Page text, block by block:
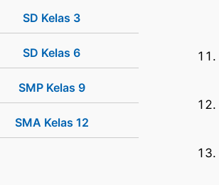
SD Kelas 3
SD Kelas 6
SMP Kelas 9
SMA Kelas 12